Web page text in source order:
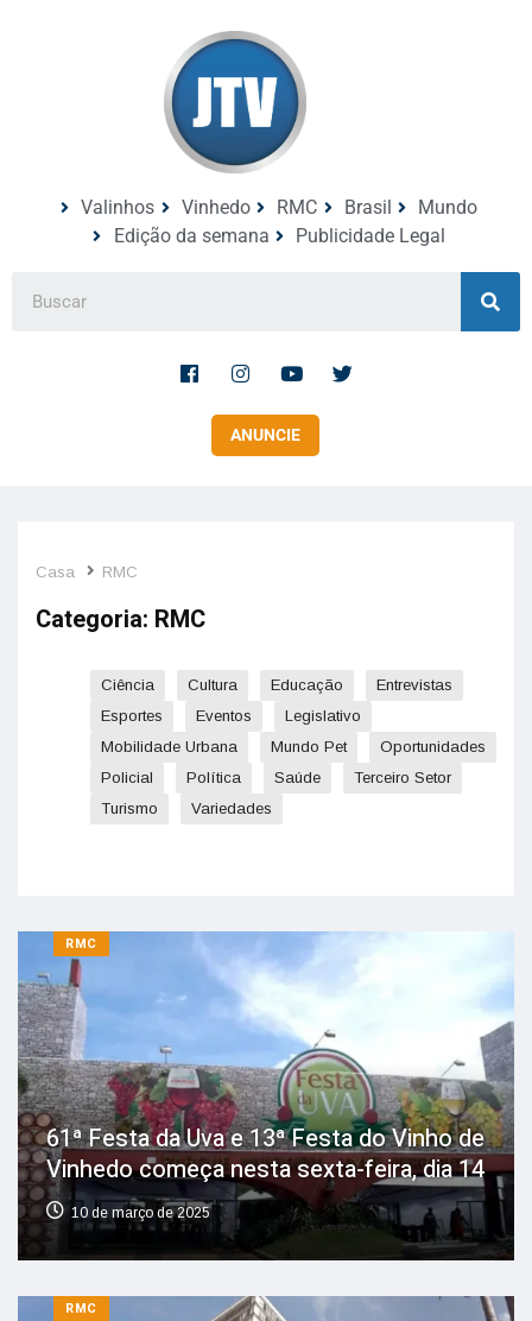
Valinhos Vinhedo RMC Brasil
Mundo
Edição da semana
Publicidade Legal
ANUNCIE
Casa RMC
Categoria: RMC
Ciência Cultura Educação
Entrevistas
Esportes
Eventos
Legislativo
Mobilidade Urbana
Mundo Pet
Oportunidades
Policial
Política Saúde
Terceiro Setor
Turismo
Variedades
RMC
61ª Festa da Uva e 13ª Festa do Vinho de
Vinhedo começa nesta sexta-feira, dia 14
10 de março de 2025
RMC